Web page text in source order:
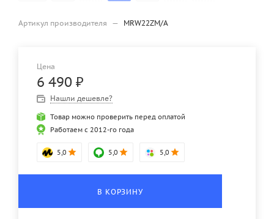
Артикул производителя — MRW22ZM/A
Цена
6 490 ₽
Нашли дешевле?
Товар можно проверить перед оплатой
Работаем с 2012-го года
5,0 5,0 5,0
В КОРЗИНУ